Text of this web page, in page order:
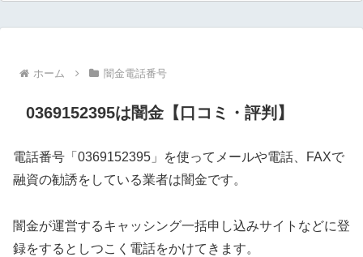
ホーム 闇金電話番号
0369152395は闇金【口コミ・評判】
電話番号「0369152395」を使ってメールや電話、FAXで
融資の勧誘をしている業者は闇金です。
闇金が運営するキャッシング一括申し込みサイトなどに登
録をするとしつこく電話をかけてきます。